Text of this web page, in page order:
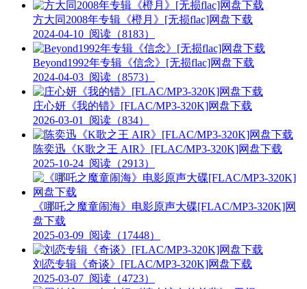
方大同2008年专辑《橙月》[无损flac]网盘下载
2024-04-10 阅读（8183）
Beyond1992年专辑《信念》[无损flac]网盘下载
2024-04-03 阅读（8573）
庄心妍《我的错》[FLAC/MP3-320K]网盘下载
2026-03-01
阅读（834）
陈奕迅《K歌之王 AIR》[FLAC/MP3-320K]网盘下载
2025-10-24 阅读（2913）
《哪吒之魔童闹海》电影原声大碟[FLAC/MP3-320K]网
盘下载
2025-03-09 阅读（17448）
刘恋专辑《奇谈》[FLAC/MP3-320K]网盘下载
2025-03-07 阅读（4723）